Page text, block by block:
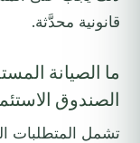
قانونية محدَّثة.
الصندوق